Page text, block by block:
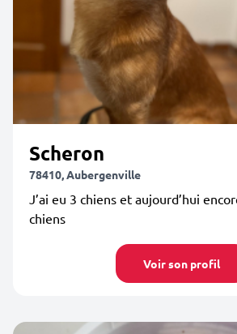
Scheron
78410, Aubergenville
J’ai eu 3 chiens et aujourd’hui
chiens
Voir son profil